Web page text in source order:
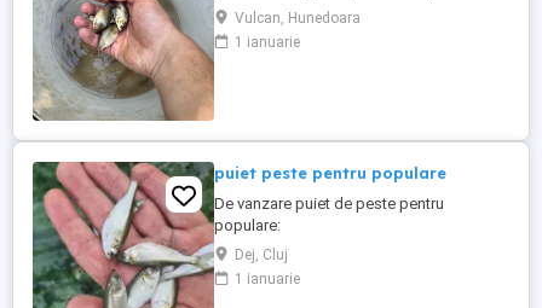
pentru popularea iazurilor și bălților. Se
vând individual sau în cantitate mai mare.
Pentru mai multe detalii, contactați-mă în
Vulcan, Hunedoara
1 ianuarie
puiet peste pentru populare
De vanzare puiet de peste pentru
populare:
amur,crap,sanger,novac,fitofag,LIN cu
dimensiune cuprinsa intre 5-13 cm,pestii
se ambaleaza la fata locului in saci cu
Dej, Cluj
1 ianuarie